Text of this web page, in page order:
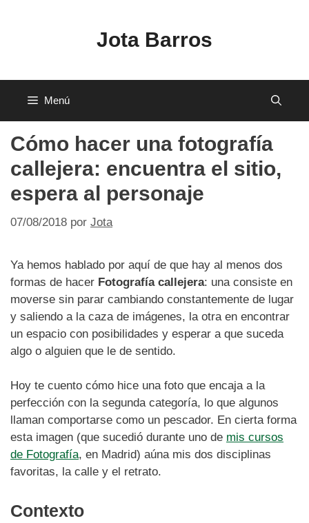
Jota Barros
Menú
Cómo hacer una fotografía
callejera: encuentra el sitio,
espera al personaje
07/08/2018 por Jota
Ya hemos hablado por aquí de que hay al menos dos
formas de hacer Fotografía callejera: una consiste en
moverse sin parar cambiando constantemente de lugar
y saliendo a la caza de imágenes, la otra en encontrar
un espacio con posibilidades y esperar a que suceda
algo o alguien que le de sentido.
Hoy te cuento cómo hice una foto que encaja a la
perfección con la segunda categoría, lo que algunos
llaman comportarse como un pescador. En cierta forma
esta imagen (que sucedió durante uno de mis cursos
de Fotografía, en Madrid) aúna mis dos disciplinas
favoritas, la calle y el retrato.
Contexto